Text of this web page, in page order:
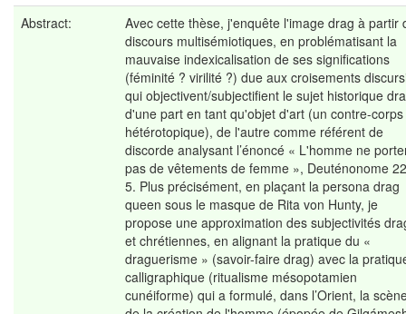
Abstract:
Avec cette thèse, j'enquête l'image drag à partir
discours multisémiotiques, en problématisant la
mauvaise indexicalisation de ses significations
(féminité ? virilité ?) due aux croisements
qui objectivent/subjectifient le sujet historique
d'une part en tant qu'objet d'art (un contre-corps
hétérotopique), de l'autre comme référent de
discorde analysant l’énoncé « L'homme ne
pas de vêtements de femme », Deuténonome
5. Plus précisément, en plaçant la persona drag
queen sous le masque de Rita von Hunty, je
propose une approximation des subjectivités
et chrétiennes, en alignant la pratique du «
draguerisme » (savoir-faire drag) avec la
calligraphique (ritualisme mésopotamien
cunéiforme) qui a formulé, dans l’Orient, la